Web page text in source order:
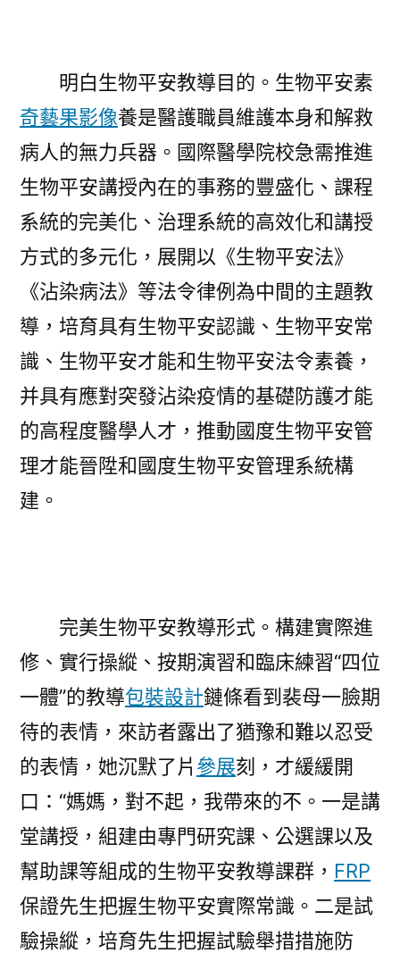
明白生物平安教導目的。生物平安素
奇藝果影像養是醫護職員維護本身和解救
病人的無力兵器。國際醫學院校急需推進
生物平安講授內在的事務的豐盛化、課程
系統的完美化、治理系統的高效化和講授
方式的多元化，展開以《生物平安法》
《沾染病法》等法令律例為中間的主題教
導，培育具有生物平安認識、生物平安常
識、生物平安才能和生物平安法令素養，
并具有應對突發沾染疫情的基礎防護才能
的高程度醫學人才，推動國度生物平安管
理才能晉陞和國度生物平安管理系統構
建。
完美生物平安教導形式。構建實際進
修、實行操縱、按期演習和臨床練習“四位
一體”的教導包裝設計鏈條看到裴母一臉期
待的表情，來訪者露出了猶豫和難以忍受
的表情，她沉默了片 參展刻，才緩緩開
口：“媽媽，對不起，我帶來的不。一是講
堂講授，組建由專門研究課、公選課以及
幫助課等組成的生物平安教導課群， FRP
保證先生把握生物平安實際常識。二是試
驗操縱，培育先生把握試驗舉措措施防